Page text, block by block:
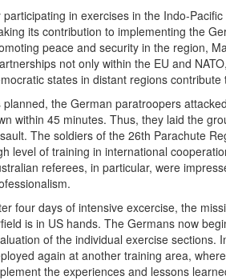
participating in exercises in the Indo-
its contribution to implementing the
peace and security in the region,
not only within the EU and
states in distant regions contribute
planned, the German paratroopers
within 45 minutes. Thus, they laid the
The soldiers of the 26th Parachute
level of training in international
referees, in particular, were
four days of intensive excercise, the
is in US hands. The Germans now
of the individual exercise sections.
again at another training area,
the experiences and lessons